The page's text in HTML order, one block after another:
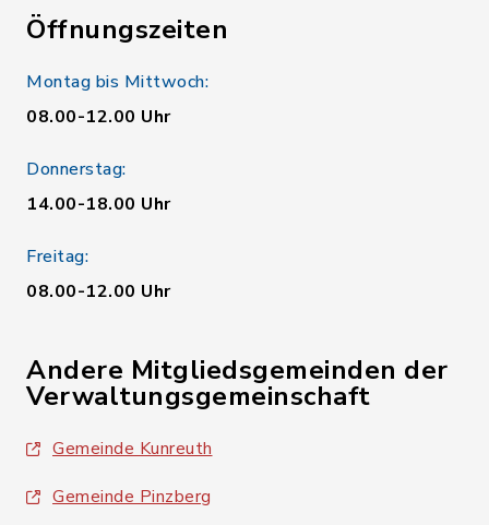
Öffnungszeiten
Montag bis Mittwoch:
08.00-12.00 Uhr
Donnerstag:
14.00-18.00 Uhr
Freitag:
08.00-12.00 Uhr
Andere Mitgliedsgemeinden der
Verwaltungsgemeinschaft
Gemeinde Kunreuth
Gemeinde Pinzberg